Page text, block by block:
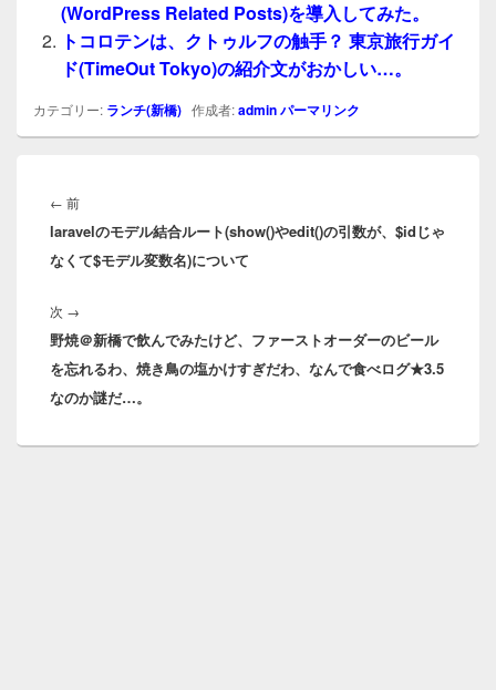
(WordPress Related Posts)を導入してみた。
トコロテンは、クトゥルフの触手？ 東京旅行ガイ
ド(TimeOut Tokyo)の紹介文がおかしい…。
カテゴリー: ランチ(新橋) 作成者:adminパーマリンク
稿
ナ
ビ
ゲ
シ
ョ
ン
← 前前
の
投
laravelのモデル結合ルート(show()やedit()の引数が、$idじゃ
なくて$モデル変数名)について
次 →
の
投
稿:
野焼＠新橋で飲んでみたけど、ファーストオーダーのビール
を忘れるわ、焼き鳥の塩かけすぎだわ、なんで食べログ★3.5
なのか謎だ…。